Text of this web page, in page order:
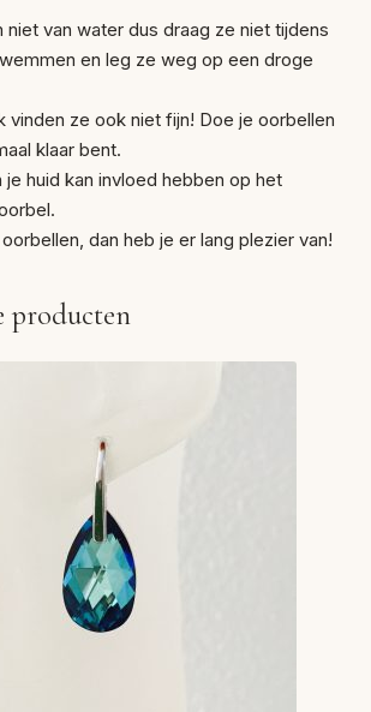
niet van water dus draag ze niet tijdens
en leg ze weg op een droge
vinden ze ook niet fijn! Doe je oorbellen
klaar bent.
je huid kan invloed hebben op het
dan heb je er lang plezier van!
producten